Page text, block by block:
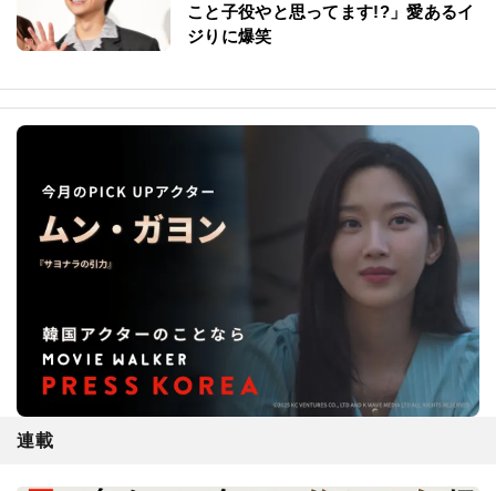
こと子役やと思ってます!?」愛あるイ
ジりに爆笑
連載